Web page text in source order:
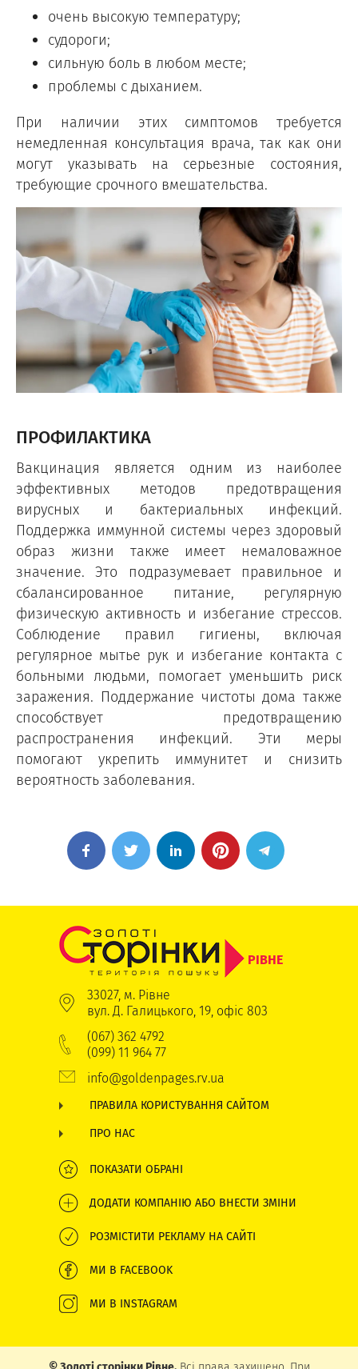
очень высокую температуру;
судороги;
сильную боль в любом месте;
проблемы с дыханием.
При наличии этих симптомов требуется
немедленная консультация врача, так как они
могут указывать на серьезные состояния,
требующие срочного вмешательства.
ПРОФИЛАКТИКА
Вакцинация является одним из наиболее
эффективных методов предотвращения
вирусных и бактериальных инфекций.
Поддержка иммунной системы через здоровый
образ жизни также имеет немаловажное
значение. Это подразумевает правильное и
сбалансированное питание, регулярную
физическую активность и избегание стрессов.
Соблюдение правил гигиены, включая
регулярное мытье рук и избегание контакта с
больными людьми, помогает уменьшить риск
заражения. Поддержание чистоты дома также
способствует предотвращению
распространения инфекций. Эти меры
помогают укрепить иммунитет и снизить
вероятность заболевания.
РІВНЕ
33027, м. Рівне
вул. Д. Галицького, 19, офіс 803
(067) 362 4792
(099) 11 964 77
info@goldenpages.rv.ua
ПРАВИЛА КОРИСТУВАННЯ САЙТОМ
ПРО НАС
ПОКАЗАТИ ОБРАНІ
ДОДАТИ КОМПАНІЮ АБО ВНЕСТИ ЗМІНИ
РОЗМІСТИТИ РЕКЛАМУ НА САЙТІ
МИ В FACEBOOK
МИ В INSTAGRAM